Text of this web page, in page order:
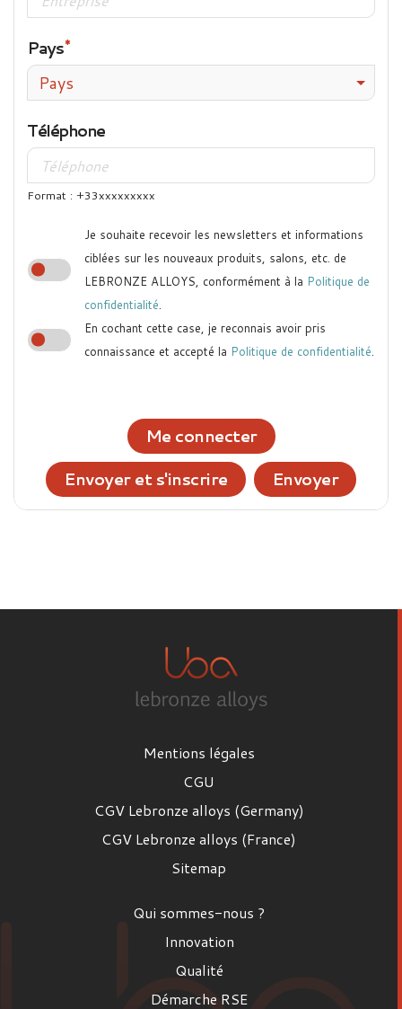
Pays
Pays
Téléphone
Format : +33xxxxxxxxx
Je souhaite recevoir les newsletters et informations
ciblées sur les nouveaux produits, salons, etc. de
LEBRONZE ALLOYS, conformément à la Politique de
confidentialité.
En cochant cette case, je reconnais avoir pris
connaissance et accepté la Politique de confidentialité.
Me connecter
Envoyer et s'inscrire
Envoyer
Mentions légales
CGU
CGV Lebronze alloys (Germany)
CGV Lebronze alloys (France)
Sitemap
Qui sommes-nous ?
Innovation
Qualité
Démarche RSE